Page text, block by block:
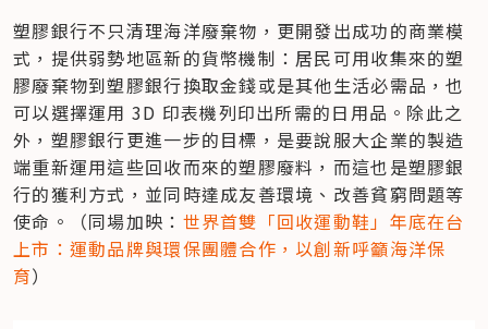
塑膠銀行不只清理海洋廢棄物，更開發出成功的商業模
式，提供弱勢地區新的貨幣機制：居民可用收集來的塑
膠廢棄物到塑膠銀行換取金錢或是其他生活必需品，也
可以選擇運用 3D 印表機列印出所需的日用品。除此之
外，塑膠銀行更進一步的目標，是要說服大企業的製造
端重新運用這些回收而來的塑膠廢料，而這也是塑膠銀
行的獲利方式，並同時達成友善環境、改善貧窮問題等
使命。（同場加映： 世界首雙「回收運動鞋」年底在台
上市：運動品牌與環保團體合作，以創新呼籲海洋保
育）